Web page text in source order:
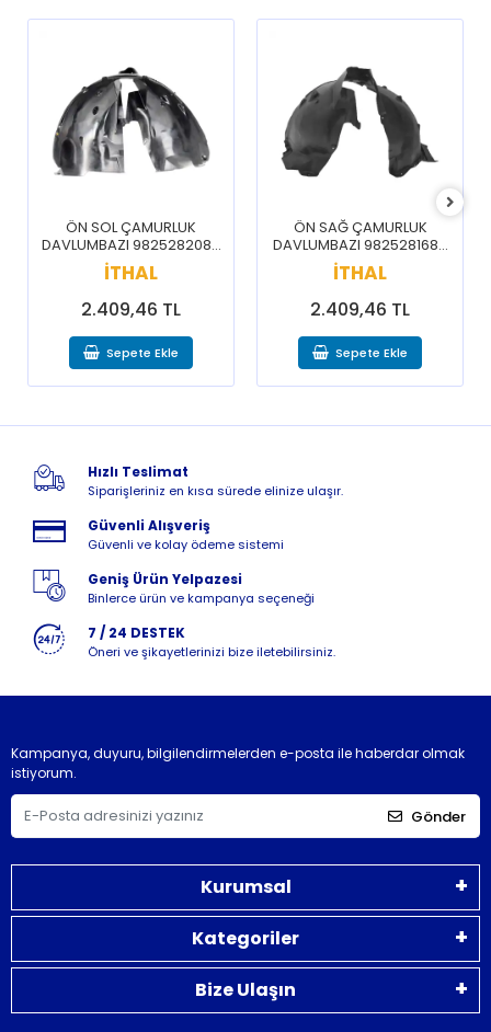
ÇAMURLUK
9825282080
ÖN SAĞ ÇAMURLUK
DAVLUMBAZI 9825281680
VİTES
Hızlı Teslimat
Siparişleriniz en kısa sürede elinize ulaşır.
Güvenli Alışveriş
Güvenli ve kolay ödeme sistemi
Geniş Ürün Yelpazesi
Binlerce ürün ve kampanya seçeneği
7 / 24 DESTEK
Öneri ve şikayetlerinizi bize iletebilirsiniz.
Kampanya, duyuru, bilgilendirmelerden e-posta ile haberdar olmak
istiyorum.
Gönder
Kurumsal
Kategoriler
Bize Ulaşın